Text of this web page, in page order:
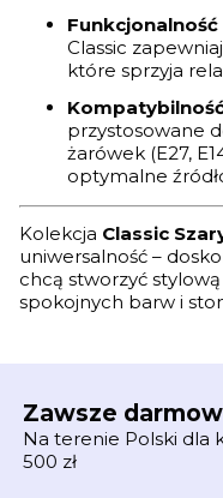
Classic
które sprzyja
przystosowane
żarówek (E27,
optymalne
Kolekcja Classic
uniwersalność –
chcą stworzyć
spokojnych barw i
Zawsze
Na terenie Polski dla
500 zł